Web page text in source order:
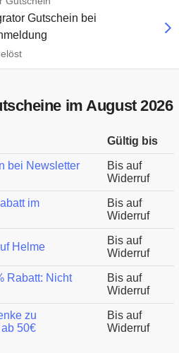
Gutschein bei
im August 2026
Gültig bis
bei Newsletter
Bis auf
Widerruf
im
Bis auf
Widerruf
Helme
Bis auf
Widerruf
Rabatt: Nicht
Bis auf
Widerruf
zu
50€
Bis auf
Widerruf